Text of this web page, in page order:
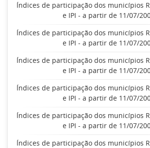
Índices de participação dos municípios
e IPI - a partir de 11/07/
Índices de participação dos municípios
e IPI - a partir de 11/07/
Índices de participação dos municípios
e IPI - a partir de 11/07/
Índices de participação dos municípios
e IPI - a partir de 11/07/
Índices de participação dos municípios
e IPI - a partir de 11/07/
Índices de participação dos municípios